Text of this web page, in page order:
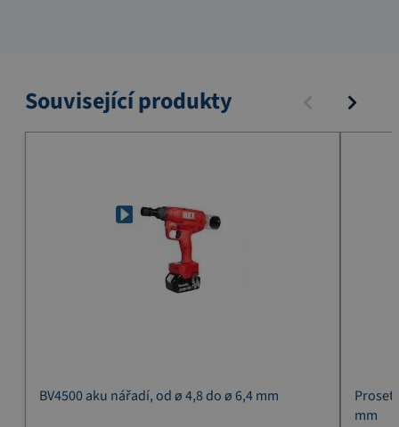
Související produkty
BV4500 aku nářadí, od ø 4,8 do ø 6,4 mm
Proset
mm